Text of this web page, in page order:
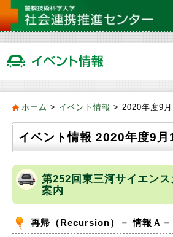
ホーム > イベント情報 > 2020年度9月
イベント情報 2020年度9月
第252回東三河サイエン
案内
再帰（Recursion）－ 情報Ａ－